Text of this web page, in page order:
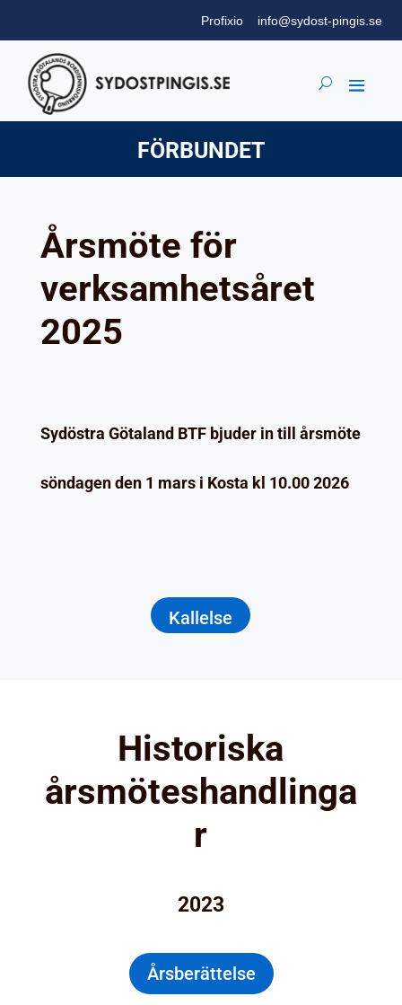
Profixio info@sydost-pingis.se
FÖRBUNDET
Årsmöte för
verksamhetsåret
2025
Sydöstra Götaland BTF bjuder in till årsmöte
söndagen den 1 mars i Kosta kl 10.00 2026
Kallelse
Historiska
årsmöteshandlinga
r
2023
Årsberättelse